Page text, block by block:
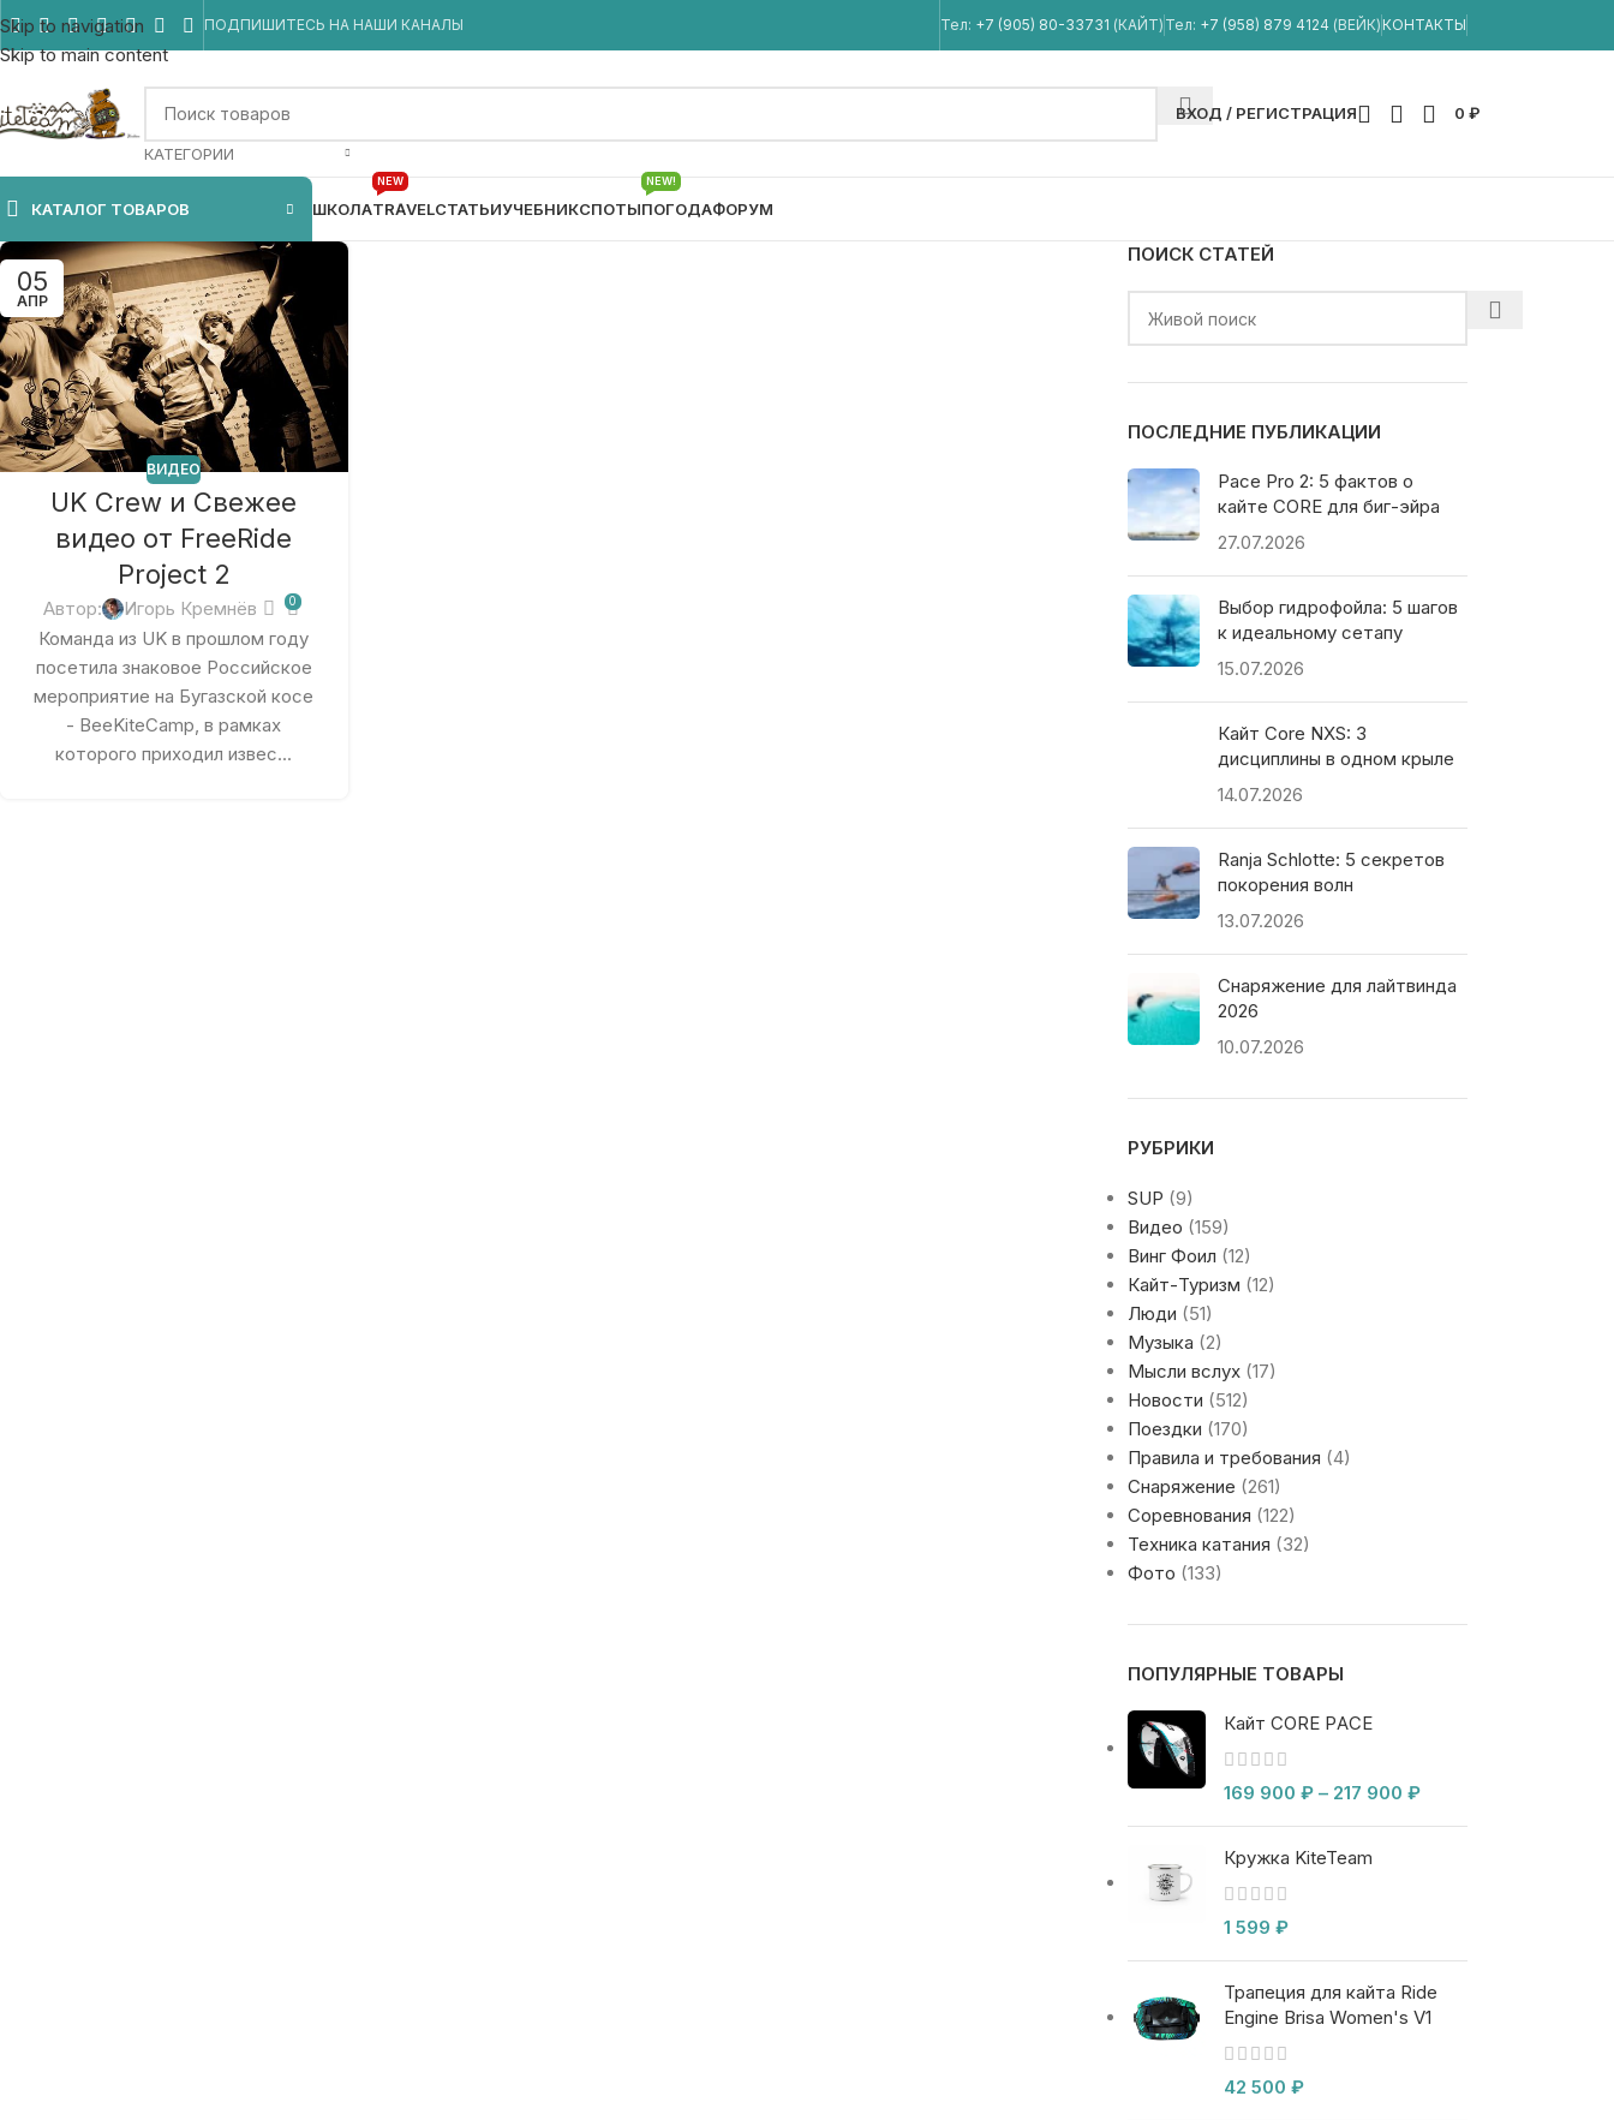
Skip to navigation
Skip to main content
ПОДПИШИТЕСЬ НА НАШИ КАНАЛЫ
Тел: +7 (905) 80-33731 (КАЙТ) Тел: +7 (958) 879 4124 (ВЕЙК) КОНТАКТЫ
КАТЕГОРИИ
ВХОД / РЕГИСТРАЦИЯ 0 ₽
КАТАЛОГ ТОВАРОВ ШКОЛАTRAVEL
NEW
СТАТЬИУЧЕБНИКСПОТЫПОГОДА
NEW!
ФОРУМ
05
АПР
ВИДЕО
UK Crew и Свежее
видео от FreeRide
Project 2
Автор: Игорь Кремнёв 0
Команда из UK в прошлом году
посетила знаковое Российское
мероприятие на Бугазской косе
- BeeKiteCamp, в рамках
которого приходил извес...
ПОИСК СТАТЕЙ
ПОСЛЕДНИЕ ПУБЛИКАЦИИ
Pace Pro 2: 5 фактов о
кайте CORE для биг-эйра
27.07.2026
Выбор гидрофойла: 5 шагов
к идеальному сетапу
15.07.2026
Кайт Core NXS: 3
дисциплины в одном крыле
14.07.2026
Ranja Schlotte: 5 секретов
покорения волн
13.07.2026
Снаряжение для лайтвинда
2026
10.07.2026
РУБРИКИ
SUP (9)
Видео (159)
Винг Фоил (12)
Кайт-Туризм (12)
Люди (51)
Музыка (2)
Мысли вслух(17)
Новости (512)
Поездки (170)
Правила и требования (4)
Снаряжение (261)
Соревнования (122)
Техника катания (32)
Фото (133)
ПОПУЛЯРНЫЕ ТОВАРЫ
Кайт CORE PACE
169 900 ₽ – 217 900 ₽
Кружка KiteTeam
1 599 ₽
Трапеция для кайта Ride
Engine Brisa Women's V1
42 500 ₽